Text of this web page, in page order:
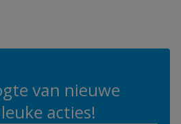
van nieuwe
acties!